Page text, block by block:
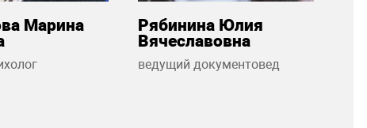
Марина
Рябинина Юлия
Вячеславовна
ведущий документовед